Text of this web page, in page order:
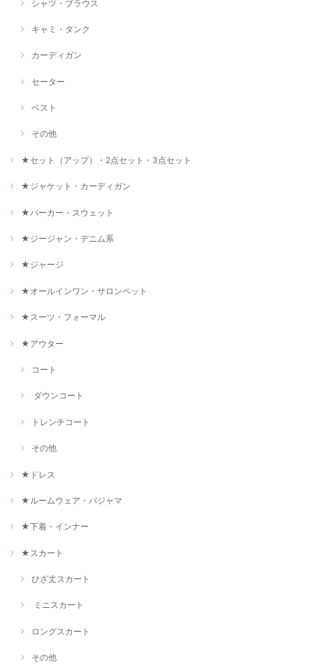
シャツ・ブラウス
キャミ・タンク
カーディガン
セーター
ベスト
その他
★セット（アップ）・2点セット・3点セット
★ジャケット・カーディガン
★パーカー・スウェット
★ジージャン・デニム系
★ジャージ
★オールインワン・サロンペット
★スーツ・フォーマル
★アウター
コート
ダウンコート
トレンチコート
その他
★ドレス
★ルームウェア・パジャマ
★下着・インナー
★スカート
ひざ丈スカート
ミニスカート
ロングスカート
その他